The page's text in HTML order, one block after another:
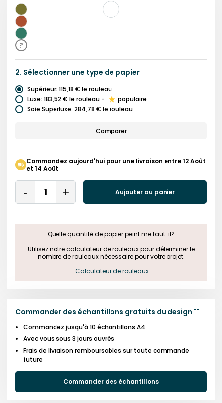
Olive
Rose
Vert
?
2. Sélectionner une type de papier
Supérieur: 115,18 € le rouleau
Luxe: 183,52 € le rouleau -
populaire
Soie Superluxe: 284,78 € le rouleau
Comparer
Commandez aujourd'hui pour une livraison entre 12 Août
et 14 Août
Quantity
Remove
One
Add
One
Aujouter au panier
Quelle quantité de papier peint me faut-il?
Utilisez notre calculateur de rouleaux pour déterminer le
nombre de rouleaux nécessaire pour votre projet.
Calculateur de rouleaux
Commander des échantillons gratuits du design ""
Commandez jusqu'à 10 échantillons A4
Avec vous sous 3 jours ouvrés
Frais de livraison remboursables sur toute commande
future
Commander des échantillons